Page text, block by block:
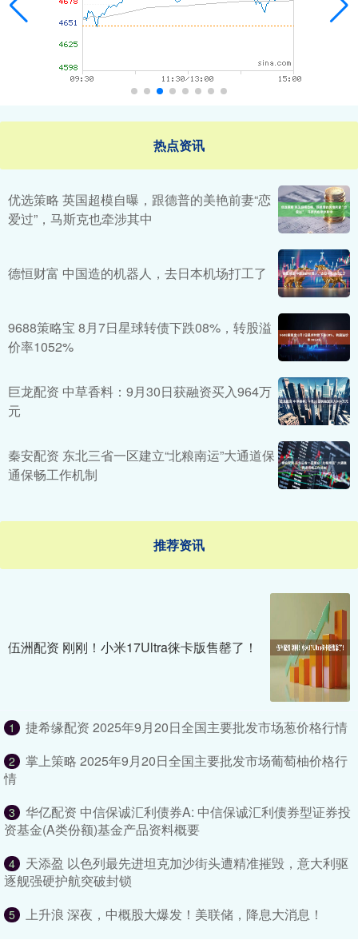
热点资讯
优选策略 英国超模自曝，跟德普的美艳前妻“恋
爱过”，马斯克也牵涉其中
德恒财富 中国造的机器人，去日本机场打工了
9688策略宝 8月7日星球转债下跌08%，转股溢
价率1052%
巨龙配资 中草香料：9月30日获融资买入964万
元
秦安配资 东北三省一区建立“北粮南运”大通道保
通保畅工作机制
推荐资讯
伍洲配资 刚刚！小米17Ultra徕卡版售罄了！
1 捷希缘配资 2025年9月20日全国主要批发市场葱价格行情
2
掌上策略 2025年9月20日全国主要批发市场葡萄柚价格行
情
3
华亿配资 中信保诚汇利债券A: 中信保诚汇利债券型证券投
资基金(A类份额)基金产品资料概要
4
天添盈 以色列最先进坦克加沙街头遭精准摧毁，意大利驱
逐舰强硬护航突破封锁
5 上升浪 深夜，中概股大爆发！美联储，降息大消息！